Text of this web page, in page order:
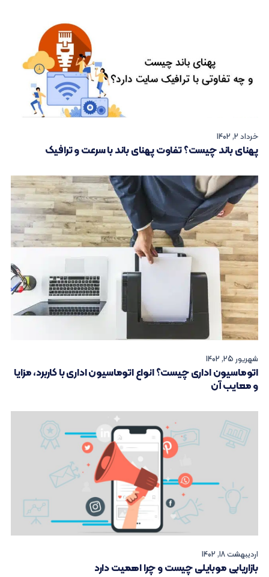
خرداد 2, 1402
پهنای باند چیست؟ تفاوت پهنای باند با سرعت و ترافیک
شهریور 25, 1402
اتوماسیون اداری چیست؟ انواع اتوماسیون اداری با کاربرد، مزایا
و معایب آن
اردیبهشت 18, 1402
بازاریابی موبایلی چیست و چرا اهمیت دارد